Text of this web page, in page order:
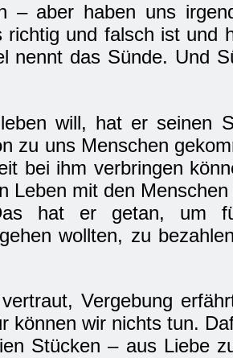
– aber haben uns
und falsch ist und
nennt das Sünde. Und
will, hat er seinen
zu uns Menschen
bei ihm verbringen
Leben mit den
hat er getan, um
wollten, zu
Vergebung
können wir nichts tun.
Stücken – aus Liebe